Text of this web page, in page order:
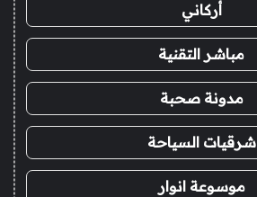
أركاني
مباشر التقنية
مدونة صحبة
شرقيات السياحة
موسوعة انوار